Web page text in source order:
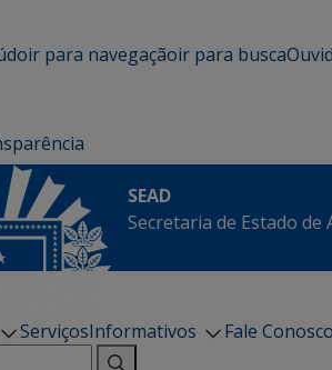
ir para navegaçãoir para busca
SEAD
Secretaria de Estado
ServiçosInformativos
Fale Conosco